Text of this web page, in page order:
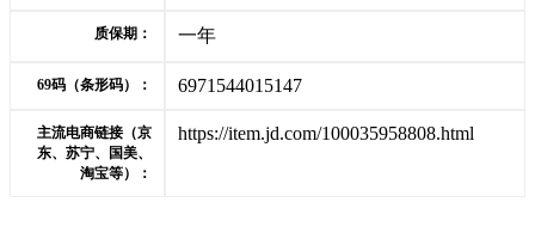
质保期： 一年
69码（条形码）： 6971544015147
主流电商链接（京
东、苏宁、国美、
淘宝等）：
https://item.jd.com/100035958808.html